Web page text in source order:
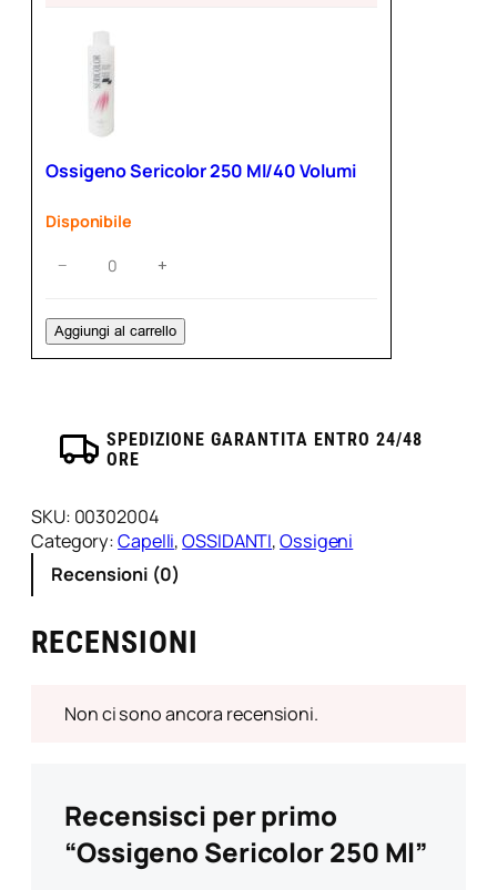
Ossigeno
Ml/40
Volumi
− +
Ossigeno Sericolor 250 Ml/40 Volumi
Disponibile
Aggiungi al carrello
SPEDIZIONE GARANTITA ENTRO 24/48
ORE
SKU: 00302004
Category:Capelli, OSSIDANTI, Ossigeni
Recensioni (0)
RECENSIONI
Non ci sono ancora recensioni.
Recensisci per primo
“Ossigeno Sericolor 250 Ml”